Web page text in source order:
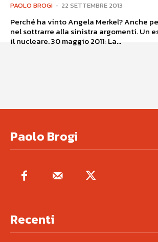
PAOLO BROGI - 22 SETTEMBRE 2013
Perché ha vinto Angela Merkel? Anche
nel sottrarre alla sinistra argomenti. Un
il nucleare. 30 maggio 2011: La...
Paolo Brogi
Recenti